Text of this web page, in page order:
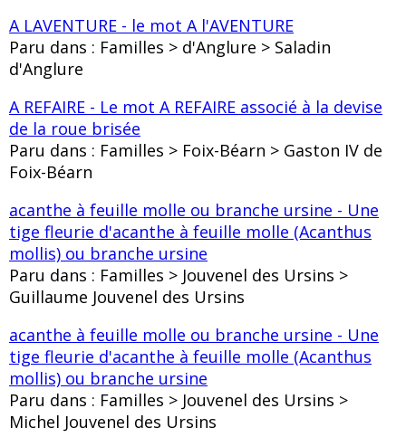
A LAVENTURE - le mot A l'AVENTURE
Paru dans : Familles > d'Anglure > Saladin
d'Anglure
A REFAIRE - Le mot A REFAIRE associé à la devise
de la roue brisée
Paru dans : Familles > Foix-Béarn > Gaston IV de
Foix-Béarn
acanthe à feuille molle ou branche ursine - Une
tige fleurie d'acanthe à feuille molle (Acanthus
mollis) ou branche ursine
Paru dans : Familles > Jouvenel des Ursins >
Guillaume Jouvenel des Ursins
acanthe à feuille molle ou branche ursine - Une
tige fleurie d'acanthe à feuille molle (Acanthus
mollis) ou branche ursine
Paru dans : Familles > Jouvenel des Ursins >
Michel Jouvenel des Ursins